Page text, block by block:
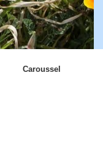
Caroussel